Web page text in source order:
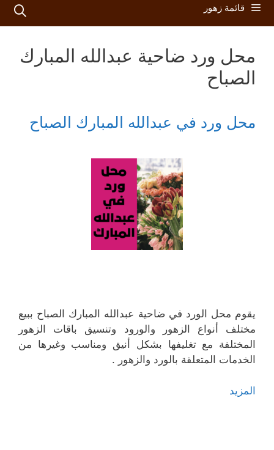
قائمة زهور
محل ورد ضاحية عبدالله المبارك
الصباح
محل ورد في عبدالله المبارك الصباح
يقوم محل الورد في ضاحية عبدالله المبارك الصباح ببيع
مختلف أنواع الزهور والورود وتنسيق باقات الزهور
المختلفة مع تغليفها بشكل أنيق ومناسب وغيرها من
الخدمات المتعلقة بالورد والزهور .
المزيد